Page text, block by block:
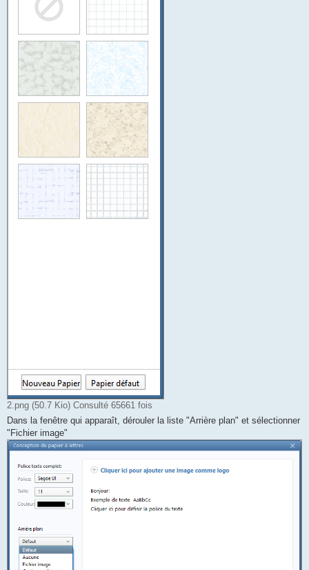
2.png (50.7 Kio) Consulté 65661 fois
Dans la fenêtre qui apparaît, dérouler la liste "Arrière plan" et sélectionner
"Fichier image"